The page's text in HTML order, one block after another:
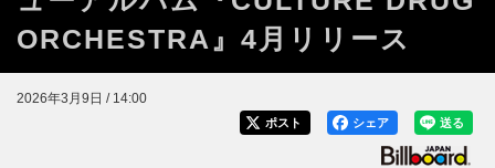
ORCHESTRA』4月リリース
2026年3月9日 / 14:00
送る
シェア
ポスト